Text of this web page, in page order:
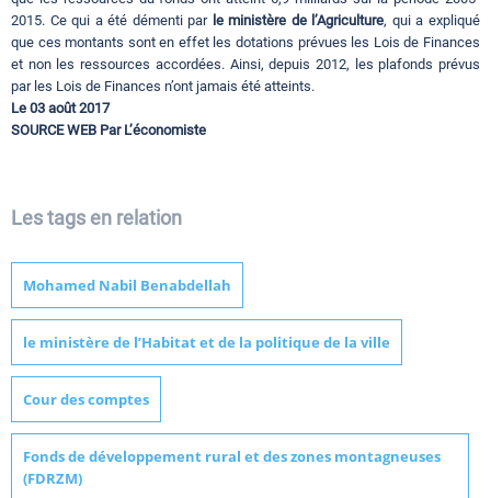
2015. Ce qui a été démenti par le ministère de l’Agriculture, qui a expliqué
que ces montants sont en effet les dotations prévues les Lois de Finances
et non les ressources accordées. Ainsi, depuis 2012, les plafonds prévus
par les Lois de Finances n’ont jamais été atteints.
Le 03 août 2017
SOURCE WEB Par L’économiste
Les tags en relation
Mohamed Nabil Benabdellah
le ministère de l’Habitat et de la politique de la ville
Cour des comptes
Fonds de développement rural et des zones montagneuses
(FDRZM)